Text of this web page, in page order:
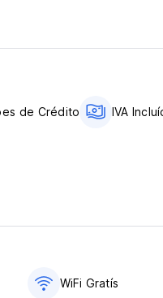
06h00 às 22h00 (Auto-
de Crédito IVA
WiFi Gratís